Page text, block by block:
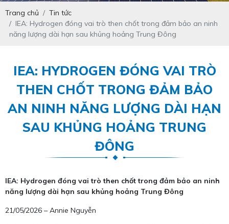
Trang chủ
Tin tức
IEA: Hydrogen đóng vai trò then chốt trong đảm bảo an ninh
năng lượng dài hạn sau khủng hoảng Trung Đông
IEA: HYDROGEN ĐÓNG VAI TRÒ
THEN CHỐT TRONG ĐẢM BẢO
AN NINH NĂNG LƯỢNG DÀI HẠN
SAU KHỦNG HOẢNG TRUNG
ĐÔNG
IEA: Hydrogen đóng vai trò then chốt trong đảm bảo an ninh
năng lượng dài hạn sau khủng hoảng Trung Đông
21/05/2026 – Annie Nguyễn